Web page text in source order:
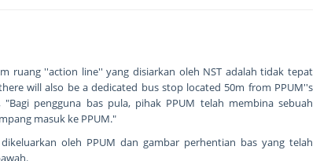
ruang ''action line'' yang disiarkan oleh NST adalah tidak tepat
will also be a dedicated bus stop located 50m from PPUM''s
pengguna bas pula, pihak PPUM telah membina sebuah
masuk ke PPUM."
oleh PPUM dan gambar perhentian bas yang telah